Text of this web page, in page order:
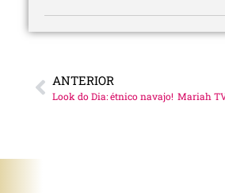
ANTERIOR
Look do Dia: étnico navajo!